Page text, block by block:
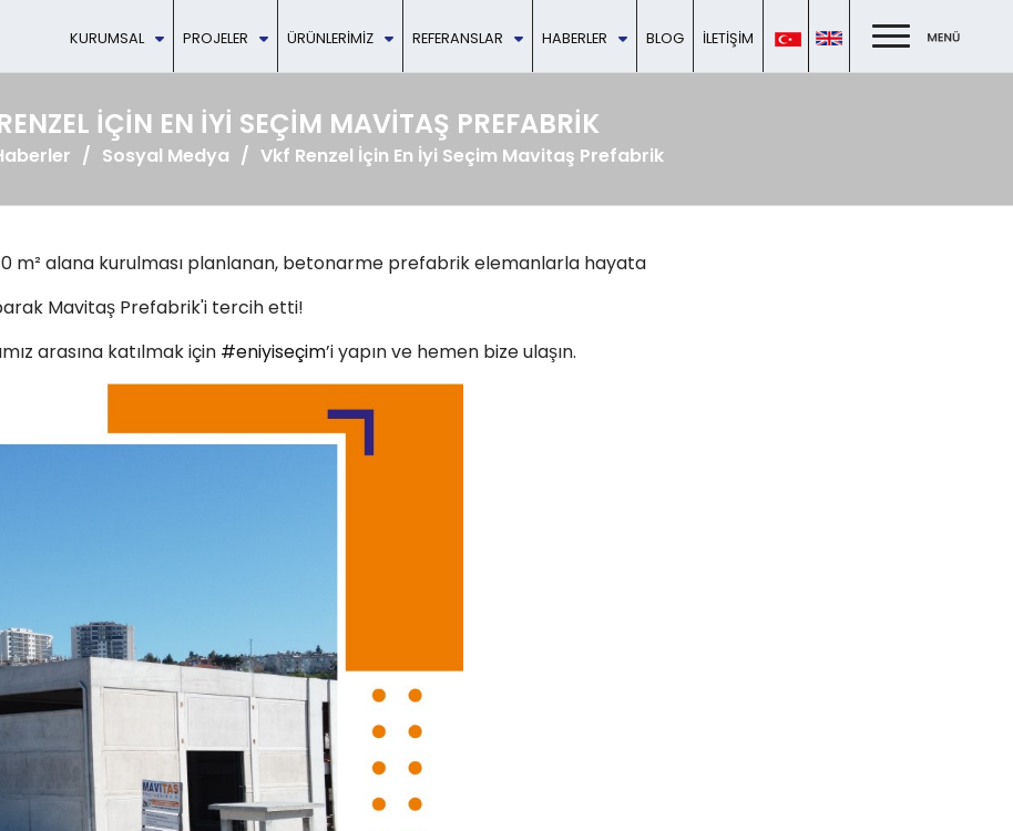
KURUMSAL PROJELER ÜRÜNLERIMIZ REFERANSLAR HABERLER BLOG İLETIŞIM
İÇIN EN İYI SEÇIM MAVITAŞ PREFABRIK
Sosyal Medya Vkf Renzel İçin En İyi Seçim Mavitaş Prefabrik
m² alana kurulması planlanan, betonarme prefabrik elemanlarla hayata
Mavitaş Prefabrik'i tercih etti!
arasına katılmak için #eniyiseçim’i yapın ve hemen bize ulaşın.